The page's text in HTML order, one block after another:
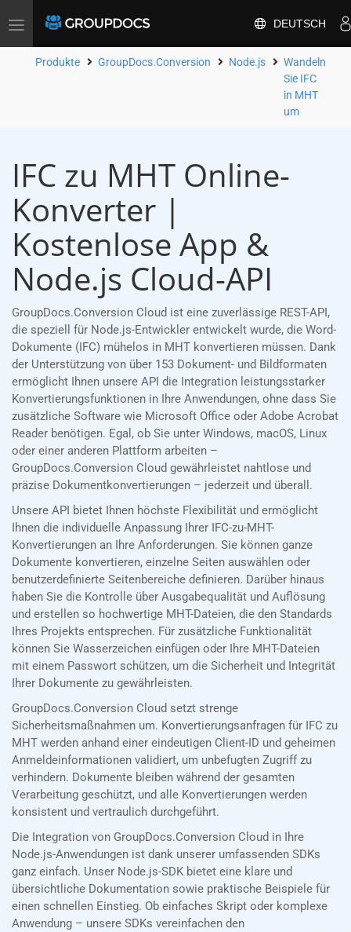
Toggle
DEUTSCH
Produkte GroupDocs.Conversion Node.js
Wandeln
Sie IFC
in MHT
um
IFC zu MHT Online-
Konverter |
Kostenlose App &
Node.js Cloud-API
GroupDocs.Conversion Cloud ist eine zuverlässige REST-API,
die speziell für Node.js-Entwickler entwickelt wurde, die Word-
Dokumente (IFC) mühelos in MHT konvertieren müssen. Dank
der Unterstützung von über 153 Dokument- und Bildformaten
ermöglicht Ihnen unsere API die Integration leistungsstarker
Konvertierungsfunktionen in Ihre Anwendungen, ohne dass Sie
zusätzliche Software wie Microsoft Office oder Adobe Acrobat
Reader benötigen. Egal, ob Sie unter Windows, macOS, Linux
oder einer anderen Plattform arbeiten –
GroupDocs.Conversion Cloud gewährleistet nahtlose und
präzise Dokumentkonvertierungen – jederzeit und überall.
Unsere API bietet Ihnen höchste Flexibilität und ermöglicht
Ihnen die individuelle Anpassung Ihrer IFC-zu-MHT-
Konvertierungen an Ihre Anforderungen. Sie können ganze
Dokumente konvertieren, einzelne Seiten auswählen oder
benutzerdefinierte Seitenbereiche definieren. Darüber hinaus
haben Sie die Kontrolle über Ausgabequalität und Auflösung
und erstellen so hochwertige MHT-Dateien, die den Standards
Ihres Projekts entsprechen. Für zusätzliche Funktionalität
können Sie Wasserzeichen einfügen oder Ihre MHT-Dateien
mit einem Passwort schützen, um die Sicherheit und Integrität
Ihrer Dokumente zu gewährleisten.
GroupDocs.Conversion Cloud setzt strenge
Sicherheitsmaßnahmen um. Konvertierungsanfragen für IFC zu
MHT werden anhand einer eindeutigen Client-ID und geheimen
Anmeldeinformationen validiert, um unbefugten Zugriff zu
verhindern. Dokumente bleiben während der gesamten
Verarbeitung geschützt, und alle Konvertierungen werden
konsistent und vertraulich durchgeführt.
Die Integration von GroupDocs.Conversion Cloud in Ihre
Node.js-Anwendungen ist dank unserer umfassenden SDKs
ganz einfach. Unser Node.js-SDK bietet eine klare und
übersichtliche Dokumentation sowie praktische Beispiele für
einen schnellen Einstieg. Ob einfaches Skript oder komplexe
Anwendung – unsere SDKs vereinfachen den